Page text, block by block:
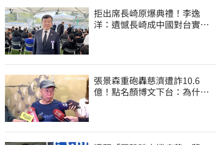
拒出席長崎原爆典禮！李逸
洋：遺憾長崎成中國對台實施
張景森重砲轟慈濟遭詐10.6
億！點名顏博文下台：為什麼